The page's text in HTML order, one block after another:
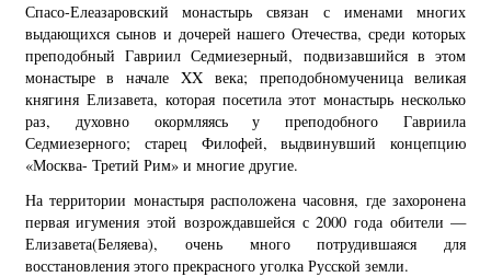
Спасо-Елеазаровский монастырь связан с именами многих
выдающихся сынов и дочерей нашего Отечества, среди которых
преподобный Гавриил Седмиезерный, подвизавшийся в этом
монастыре в начале XX века; преподобномученица великая
княгиня Елизавета, которая посетила этот монастырь несколько
раз, духовно окормляясь у преподобного Гавриила
Седмиезерного; старец Филофей, выдвинувший концепцию
«Москва- Третий Рим» и многие другие.
На территории монастыря расположена часовня, где захоронена
первая игумения этой возрождавшейся с 2000 года обители —
Елизавета(Беляева), очень много потрудившаяся для
восстановления этого прекрасного уголка Русской земли.